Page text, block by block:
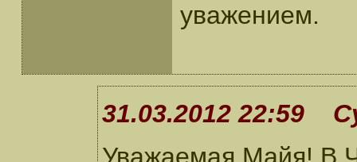
уважением.
31.03.2012 22:59